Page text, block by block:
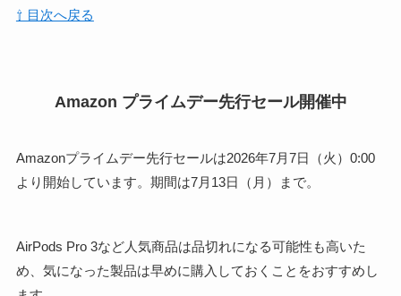
⇧ 目次へ戻る
Amazon プライムデー先行セール開催中
Amazonプライムデー先行セールは2026年7月7日（火）0:00
より開始しています。期間は7月13日（月）まで。
AirPods Pro 3など人気商品は品切れになる可能性も高いた
め、気になった製品は早めに購入しておくことをおすすめし